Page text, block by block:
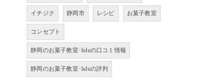
イチジク 静岡市 レシピ お菓子教室
コンセプト
静岡のお菓子教室･luluの口コミ情報
静岡のお菓子教室･luluの評判